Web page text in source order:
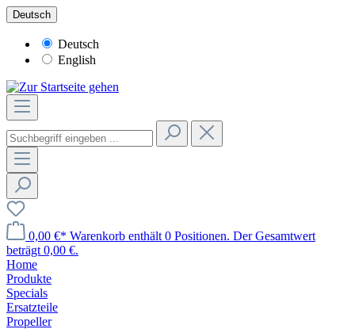
Deutsch
Deutsch
English
0,00 €* Warenkorb enthält 0 Positionen. Der Gesamtwert
beträgt 0,00 €.
Home
Produkte
Specials
Ersatzteile
Propeller